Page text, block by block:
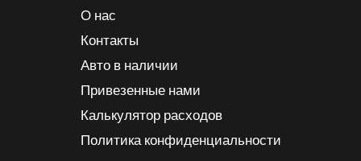
О нас
Контакты
Авто в наличии
Привезенные нами
Калькулятор расходов
Политика конфиденциальности